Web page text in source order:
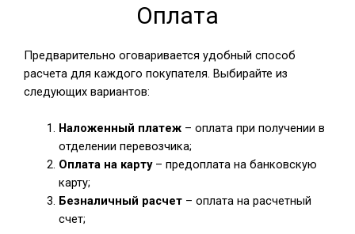
Оплата
Предварительно оговаривается удобный способ
расчета для каждого покупателя. Выбирайте из
следующих вариантов:
Наложенный платеж– оплата при получении в
отделении перевозчика;
Оплата на карту – предоплата на банковскую
карту;
Безналичный расчет – оплата на расчетный
счет;